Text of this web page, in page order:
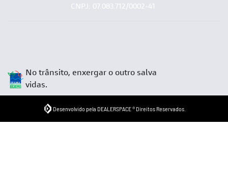
CNPJ: 07.083.712/0002-41
No trânsito, enxergar o outro salva
vidas.
Desenvolvido pela DEALERSPACE ® Direitos Reservados.